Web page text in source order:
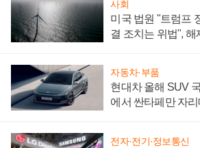
사회
미국 법원 "트럼프
결 조치는 위법", 해
자동차·부품
현대차 올해 SUV
에서 싼타페만 자
전자·전기·정보통신